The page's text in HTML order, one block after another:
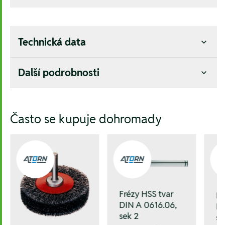
Technická data
Další podrobnosti
Často se kupuje dohromady
Frézy HSS tvar
DIN A 0616.06,
sek 2